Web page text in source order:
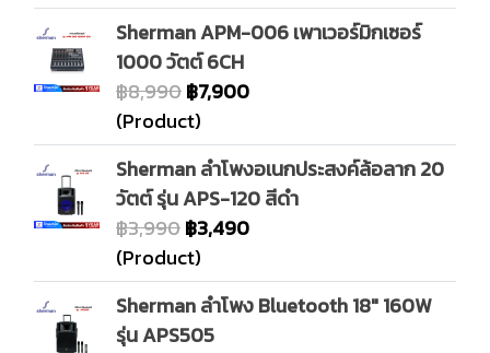
Sherman APM-006 เพาเวอร์มิกเซอร์
1000 วัตต์ 6CH
฿8,990฿7,900
(Product)
Sherman ลำโพงอเนกประสงค์ล้อลาก 20
วัตต์ รุ่น APS-120 สีดำ
฿3,990฿3,490
(Product)
Sherman ลำโพง Bluetooth 18" 160W
รุ่น APS505